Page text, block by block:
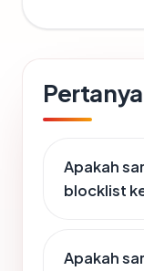
Apakah
blocklist
Apakah